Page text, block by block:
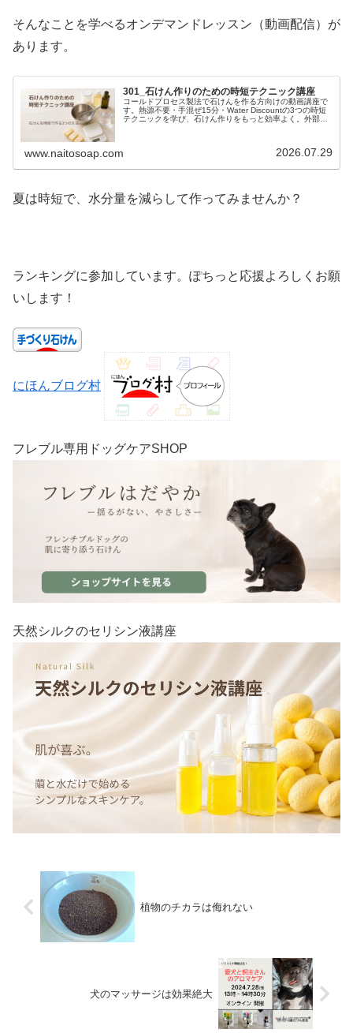
そんなことを学べるオンデマンドレッスン（動画配信）が
あります。
301_石けん作りのための時短テクニック講座
コールドプロセス製法で石けんを作る方向けの動画講座で
す。熱源不要・手混ぜ15分・Water Discountの3つの時短
テクニックを学び、石けん作りをもっと効率よく。外部ワ
www.naitosoap.com 2026.07.29
夏は時短で、水分量を減らして作ってみませんか？
ランキングに参加しています。ぽちっと応援よろしくお願
いします！
にほんブログ村
フレブル専用ドッグケアSHOP
天然シルクのセリシン液講座
植物のチカラは侮れない
犬のマッサージは効果絶大